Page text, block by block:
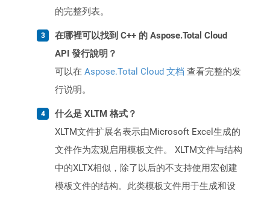
的完整列表。
在哪裡可以找到 C++ 的 Aspose.Total Cloud
API 發行說明？
可以在 Aspose.Total Cloud 文档 查看完整的发
行说明。
什么是 XLTM 格式？
XLTM文件扩展名表示由Microsoft Excel生成的
文件作为宏观启用模板文件。 XLTM文件与结构
中的XLTX相似，除了以后的不支持使用宏创建
模板文件的结构。此类模板文件用于生成和设